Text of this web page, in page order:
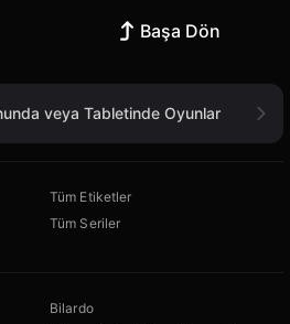
Başa Dön
veya Tabletinde Oyunlar
Tüm Etiketler
Tüm Seriler
Bilardo